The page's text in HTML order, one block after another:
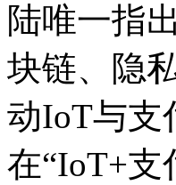
陆唯一指
块链、隐
动IoT与支
在“IoT+